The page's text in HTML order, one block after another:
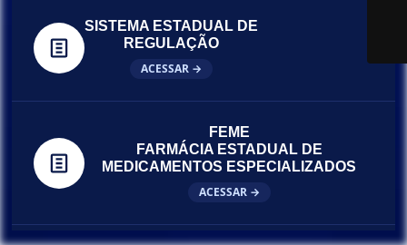
SISTEMA ESTADUAL DE
REGULAÇÃO
ACESSAR →
FEME
FARMÁCIA ESTADUAL DE
MEDICAMENTOS ESPECIALIZADOS
ACESSAR →